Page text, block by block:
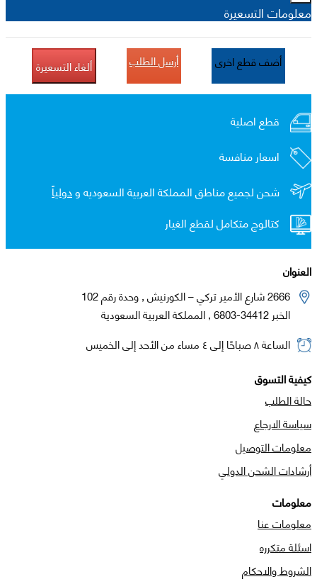
معلومات التسعيرة
أضف قطع اخرى أرسل الطلب ألغاء التسعيرة
قطع اصلية
اسعار منافسة
شحن لجميع مناطق المملكة العربية السعوديه ودولياً
كتالوج متكامل لقطع الغيار
العنوان
2666 شارع الأمير تركي – الكورنيش , وحدة رقم 102
الخبر 34412-6803 , المملكة العربية السعودية
الساعة ٨ صباحًا إلى ٤ مساء من الأحد إلى الخميس
كيفية التسوق
حالة الطلب
سياسة الارجاع
معلومات التوصيل
أرشادات الشحن الدولي
معلومات
معلومات عنا
اسئلة متكرره
الشروط والاحكام